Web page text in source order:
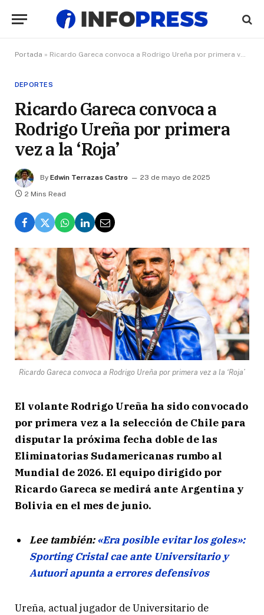
Portada » Ricardo Gareca convoca a Rodrigo Ureña por primera vez a la ‘Roja’
DEPORTES
Ricardo Gareca convoca a
Rodrigo Ureña por primera
vez a la ‘Roja’
By Edwin Terrazas Castro
23 de mayo de 2025
2 Mins Read
Ricardo Gareca convoca a Rodrigo Ureña por primera vez a la ‘Roja’
El volante Rodrigo Ureña ha sido convocado
por primera vez a la selección de Chile para
disputar la próxima fecha doble de las
Eliminatorias Sudamericanas rumbo al
Mundial de 2026. El equipo dirigido por
Ricardo Gareca se medirá ante Argentina y
Bolivia en el mes de junio.
Lee también:«Era posible evitar los goles»:
Sporting Cristal cae ante Universitario y
Autuori apunta a errores defensivos
Ureña, actual jugador de Universitario de